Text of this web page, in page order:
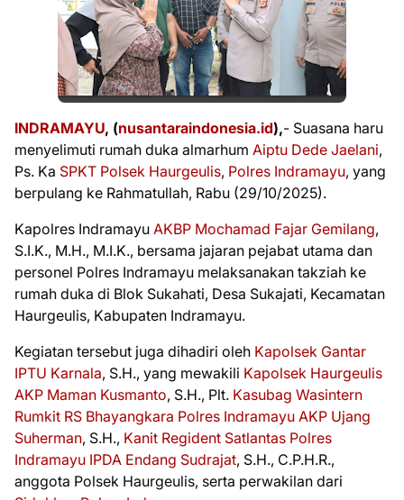
INDRAMAYU, (nusantaraindonesia.id),- Suasana haru
menyelimuti rumah duka almarhum Aiptu Dede Jaelani,
Ps. Ka SPKT Polsek Haurgeulis, Polres Indramayu, yang
berpulang ke Rahmatullah, Rabu (29/10/2025).
Kapolres Indramayu AKBP Mochamad Fajar Gemilang,
S.I.K., M.H., M.I.K., bersama jajaran pejabat utama dan
personel Polres Indramayu melaksanakan takziah ke
rumah duka di Blok Sukahati, Desa Sukajati, Kecamatan
Haurgeulis, Kabupaten Indramayu.
Kegiatan tersebut juga dihadiri oleh Kapolsek Gantar
IPTU Karnala, S.H., yang mewakili Kapolsek Haurgeulis
AKP Maman Kusmanto, S.H., Plt. Kasubag Wasintern
Rumkit RS Bhayangkara Polres Indramayu AKP Ujang
Suherman, S.H., Kanit Regident Satlantas Polres
Indramayu IPDA Endang Sudrajat, S.H., C.P.H.R.,
anggota Polsek Haurgeulis, serta perwakilan dari